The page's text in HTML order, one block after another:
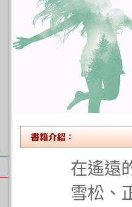
在遙遠
雪松、